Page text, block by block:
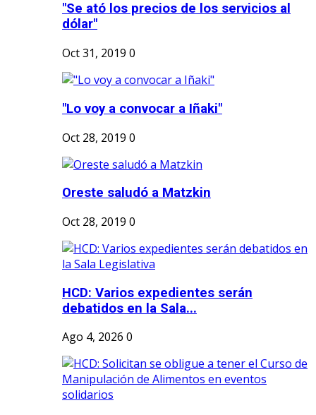
"Se ató los precios de los servicios al
dólar"
Oct 31, 2019 0
"Lo voy a convocar a Iñaki"
Oct 28, 2019 0
Oreste saludó a Matzkin
Oct 28, 2019 0
HCD: Varios expedientes serán
debatidos en la Sala...
Ago 4, 2026 0